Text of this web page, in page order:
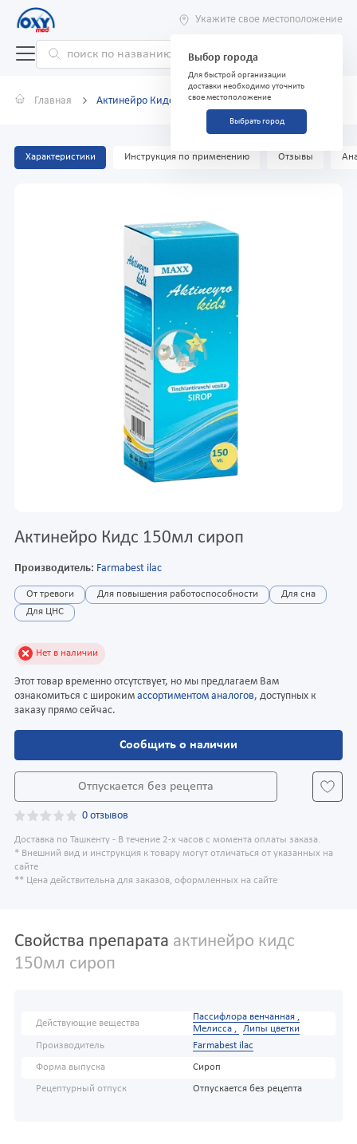
Укажите свое местоположение
Выбор города
Для быстрой организации
доставки необходимо уточнить
свое местоположение
Выбрать город
Главная Актинейро Кидс 150мл сироп
Характеристики Инструкция по применению Отзывы
Актинейро Кидс 150мл сироп
Производитель: Farmabest ilac
От тревоги Для повышения работоспособности
Для сна
Для ЦНС
Нет в наличии
Этот товар временно отсутствует, но мы предлагаем Вам
ознакомиться с широким ассортиментом аналогов, доступных к
заказу прямо сейчас.
Сообщить о наличии
Отпускается без рецепта
0 отзывов
Доставка по Ташкенту - В течение 2-х часов с момента оплаты заказа.
* Внешний вид и инструкция к товару могут отличаться от указанных на
сайте
** Цена действительна для заказов, оформленных на сайте
Свойства препарата актинейро кидс
150мл сироп
Действующие вещества
Пассифлора венчанная ,
Мелисса ,
Липы цветки
Производитель
Farmabest ilac
Форма выпуска Сироп
Рецептурный отпуск Отпускается без рецепта